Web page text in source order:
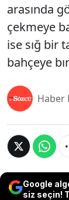
arasında
çekmeye
ise sığ bir
bahçeye
Haber
Google
siz seçin!